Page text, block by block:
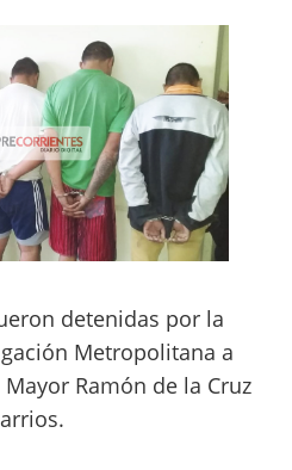
detenidas por la
Metropolitana a
Ramón de la Cruz